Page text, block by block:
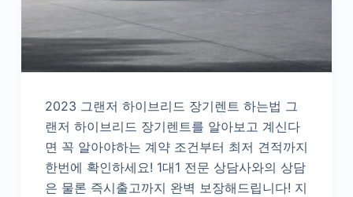
2023 그랜저 하이브리드 장기렌트 하는법 그
랜저 하이브리드 장기렌트를 알아보고 계신다
면 꼭 알아야하는 계약 조건부터 최저 견적까지
한번에 확인하세요! 1대1 전문 상담사와의 상담
은 물론 즉시출고까지 완벽 보장해드립니다! 지